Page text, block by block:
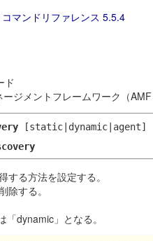
マンドリファレンス 5.5.4
ド
ジメントフレームワーク（
[static|dynamic|agent]
る方法を設定する。
除する。
dynamic」となる。